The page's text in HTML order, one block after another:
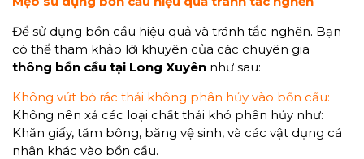
Để sử dụng bồn cầu hiệu quả và tránh tắc nghẽn. Bạn
có thể tham khảo lời khuyên của các chuyên gia
thông bồn cầu tại Long Xuyên như sau:
Không vứt bỏ rác thải không phân hủy vào bồn cầu:
Không nên xả các loại chất thải khó phân hủy như:
Khăn giấy, tăm bông, băng vệ sinh, và các vật dụng cá
nhân khác vào bồn cầu.